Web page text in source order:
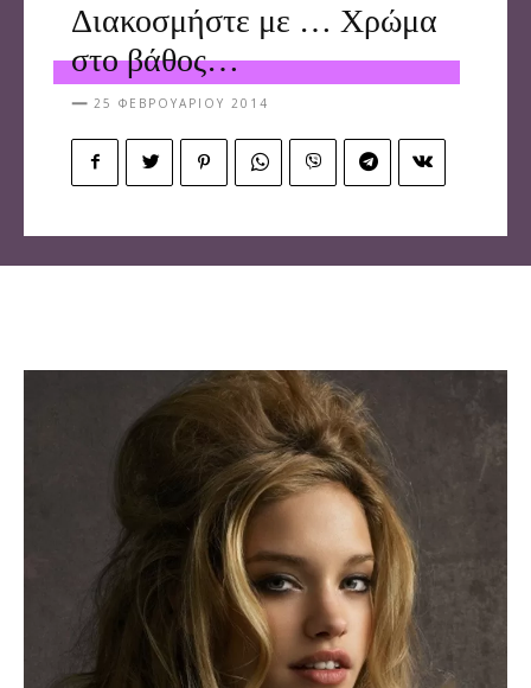
Διακοσμήστε με … Χρώμα
στο βάθος…
25 ΦΕΒΡΟΥΑΡΊΟΥ 2014